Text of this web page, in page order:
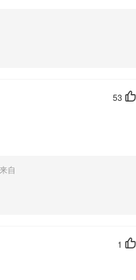
分评论，说出您的使用经历，以
53
来自
1